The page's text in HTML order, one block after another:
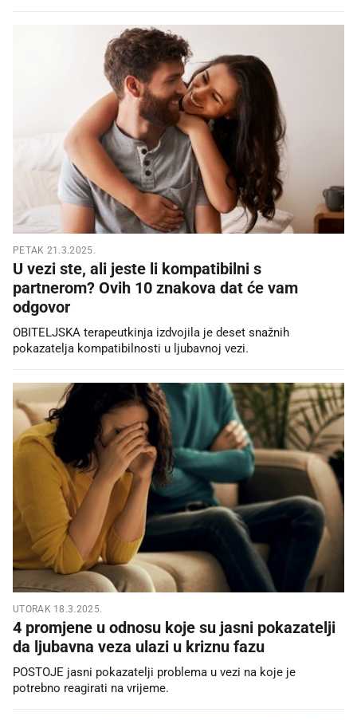
PETAK 21.3.2025.
U vezi ste, ali jeste li kompatibilni s
partnerom? Ovih 10 znakova dat će vam
odgovor
OBITELJSKA terapeutkinja izdvojila je deset snažnih
pokazatelja kompatibilnosti u ljubavnoj vezi.
UTORAK 18.3.2025.
4 promjene u odnosu koje su jasni pokazatelji
da ljubavna veza ulazi u kriznu fazu
POSTOJE jasni pokazatelji problema u vezi na koje je
potrebno reagirati na vrijeme.